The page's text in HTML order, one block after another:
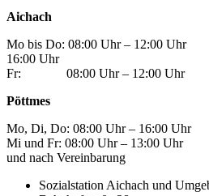
Aichach
Mo bis Do: 08:00 Uhr –
16:00 Uhr
Fr: 08:00 Uhr – 12:00 Uhr
Pöttmes
Mo, Di, Do: 08:00 Uhr – 16:00 Uhr
Mi und Fr: 08:00 Uhr – 13:00 Uhr
und nach Vereinbarung
Sozialstation Aichach und